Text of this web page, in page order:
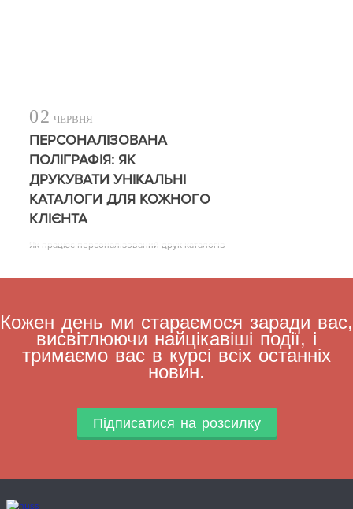
02 ЧЕРВНЯ
ПЕРСОНАЛІЗОВАНА
ПОЛІГРАФІЯ: ЯК
ДРУКУВАТИ УНІКАЛЬНІ
КАТАЛОГИ ДЛЯ КОЖНОГО
КЛІЄНТА
Як працює персоналізований друк каталогів
Кожен день ми стараємося заради вас,
висвітлюючи найцікавіші події, і
тримаємо вас в курсі всіх останніх
новин.
Підписатися на розсилку